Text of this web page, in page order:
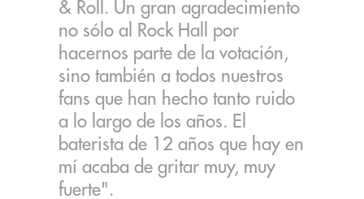
& Roll. Un gran agradecimiento
no sólo al Rock Hall por
hacernos parte de la votación,
sino también a todos nuestros
fans que han hecho tanto ruido
a lo largo de los años. El
baterista de 12 años que hay en
mí acaba de gritar muy, muy
fuerte".